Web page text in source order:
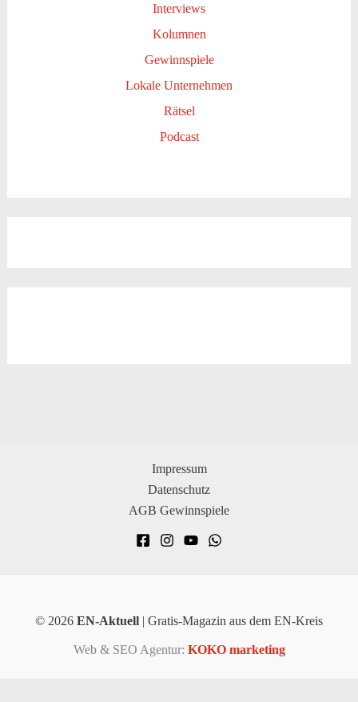
Interviews
Kolumnen
Gewinnspiele
Lokale Unternehmen
Rätsel
Podcast
Impressum
Datenschutz
AGB Gewinnspiele
© 2026 EN-Aktuell | Gratis-Magazin aus dem EN-Kreis
Web & SEO Agentur: KOKO marketing